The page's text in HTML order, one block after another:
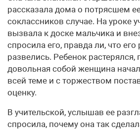
рассказала дома о потрясшем
соклассников случае. На уроке
вызвала к доске мальчика и
спросила его, правда ли, что его
развелись. Ребенок
довольная собой женщина
всей теме и с торжеством
оценку.
В учительской, услышав ее
спросила, почему она так